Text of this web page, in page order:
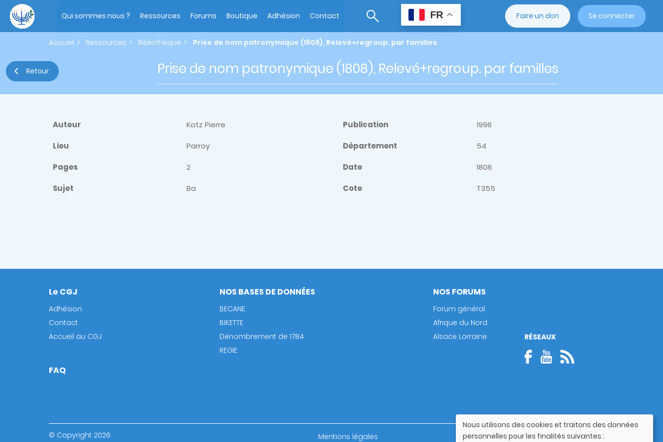
contenu
principal
navigation
Qui sommes nous ? Ressources Forums Boutique Adhésion Contact FR Faire un don Se connecter
Accueil Ressources Bibliothèque Prise de nom patronymique (1808), Relevé+regroup. par familles
Retour Prise de nom patronymique (1808), Relevé+regroup. par familles
Auteur Katz Pierre Publication 1996
Lieu Parroy Département 54
Pages 2 Date 1808
Sujet Ba Cote T355
Footer
Le CGJ
Adhésion
Contact
Accueil au CGJ
NOS BASES DE DONNÉES
BECANE
BIKETTE
Dénombrement de 1784
REGIE
NOS FORUMS
Forum général
Afrique du Nord
Alsace Lorraine
FAQ
RÉSEAUX
© Copyright 2026
bottom
Mentions légales Guide utilisateur
Utilisation
Nous utilisons des cookies et traitons des données
personnelles pour les finalités suivantes :